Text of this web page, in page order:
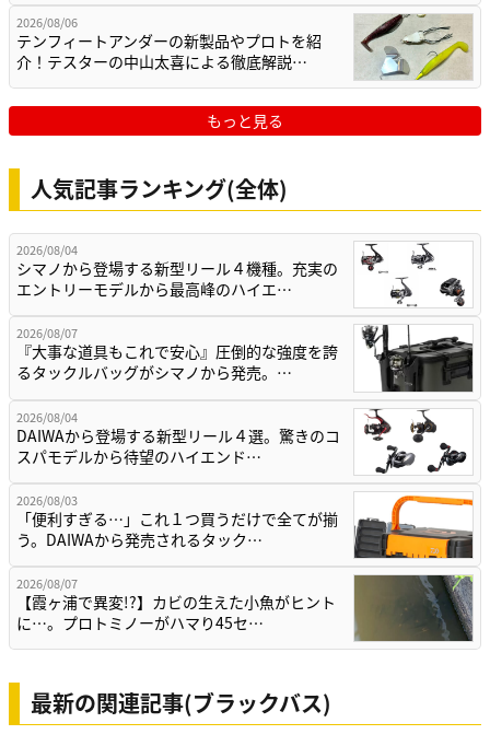
2026/08/06
テンフィートアンダーの新製品やプロトを紹
介！テスターの中山太喜による徹底解説…
もっと見る
人気記事ランキング(全体)
2026/08/04
シマノから登場する新型リール４機種。充実の
エントリーモデルから最高峰のハイエ…
2026/08/07
『大事な道具もこれで安心』圧倒的な強度を誇
るタックルバッグがシマノから発売。…
2026/08/04
DAIWAから登場する新型リール４選。驚きのコ
スパモデルから待望のハイエンド…
2026/08/03
「便利すぎる…」これ１つ買うだけで全てが揃
う。DAIWAから発売されるタック…
2026/08/07
【霞ヶ浦で異変!?】カビの生えた小魚がヒント
に…。プロトミノーがハマり45セ…
最新の関連記事(ブラックバス)